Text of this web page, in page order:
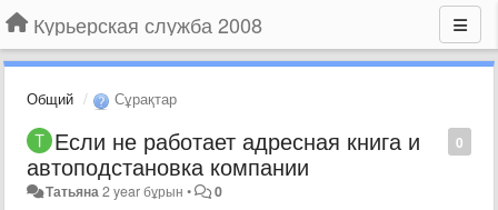
Курьерская служба 2008
Общий Сұрақтар
0
Если не работает адресная книга и
автоподстановка компании
Татьяна 2 year бұрын • 0